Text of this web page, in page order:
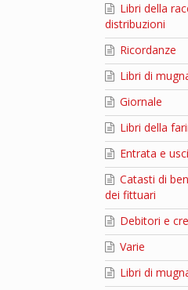
Libri della
distribuzioni
Ricordanze
Libri di
Giornale
Libri della
Entrata e
Catasti di
dei fittuari
Debitori e
Varie
Libri di